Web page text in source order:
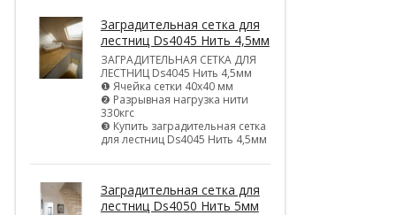
Заградительная сетка для
лестниц Ds4045 Нить 4,5мм
ЗАГРАДИТЕЛЬНАЯ СЕТКА ДЛЯ
ЛЕСТНИЦ Ds4045 Нить 4,5мм
❶ Ячейка сетки 40х40 мм
❷ Разрывная нагрузка нити
330кгс
❸ Купить заградительная сетка
для лестниц Ds4045 Нить 4,5мм
Заградительная сетка для
лестниц Ds4050 Нить 5мм